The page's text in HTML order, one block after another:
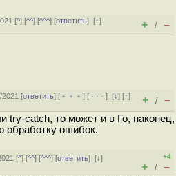
[^] [^^] [^^^] [ответить][↑]
+ / –
2021 [ответить] [ ﹢﹢﹢] [ · · ·][↓] [↑]
+ / –
try-catch, то может и в Го, наконец,
обработку ошибок.
[^] [^^] [^^^] [ответить][↓]
+4
+ / –